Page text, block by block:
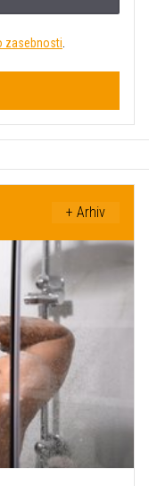
zasebnosti
+ Arhiv